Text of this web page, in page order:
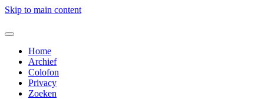
Skip to main content
Home
Archief
Colofon
Privacy
Zoeken